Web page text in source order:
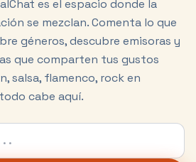
es el espacio donde la
se mezclan. Comenta lo que
géneros, descubre emisoras y
que comparten tus gustos
salsa, flamenco, rock en
cabe aquí.